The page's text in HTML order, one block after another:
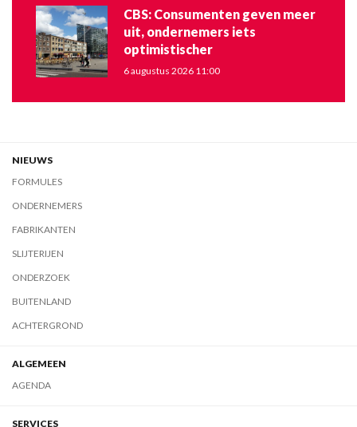
CBS: Consumenten geven meer
uit, ondernemers iets
optimistischer
6 augustus 2026 11:00
NIEUWS
FORMULES
ONDERNEMERS
FABRIKANTEN
SLIJTERIJEN
ONDERZOEK
BUITENLAND
ACHTERGROND
ALGEMEEN
AGENDA
SERVICES